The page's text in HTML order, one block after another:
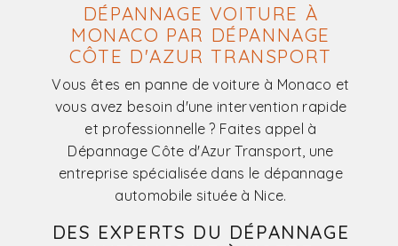
DÉPANNAGE VOITURE À
MONACO PAR DÉPANNAGE
CÔTE D'AZUR TRANSPORT
Vous êtes en panne de voiture à Monaco et
vous avez besoin d'une intervention rapide
et professionnelle ? Faites appel à
Dépannage Côte d'Azur Transport, une
entreprise spécialisée dans le dépannage
automobile située à Nice.
DES EXPERTS DU DÉPANNAGE